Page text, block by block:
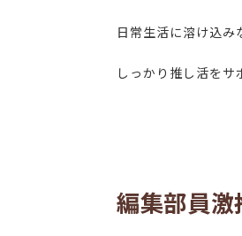
日常生活に溶け込み
しっかり推し活を
編集部員